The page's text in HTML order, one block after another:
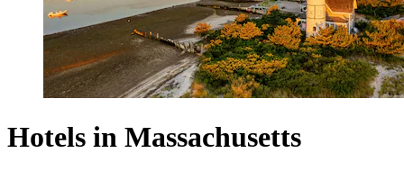
Hotels in Massachusetts